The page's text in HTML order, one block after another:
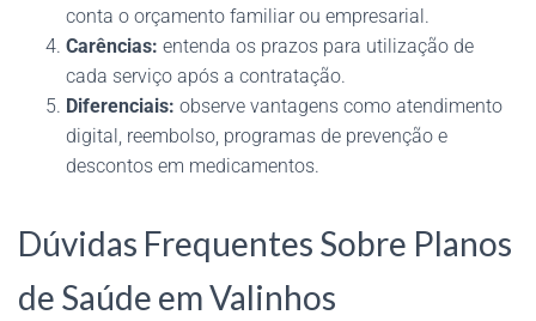
conta o orçamento familiar ou empresarial.
Carências: entenda os prazos para utilização de
cada serviço após a contratação.
Diferenciais: observe vantagens como atendimento
digital, reembolso, programas de prevenção e
descontos em medicamentos.
Dúvidas Frequentes Sobre Planos
de Saúde em Valinhos